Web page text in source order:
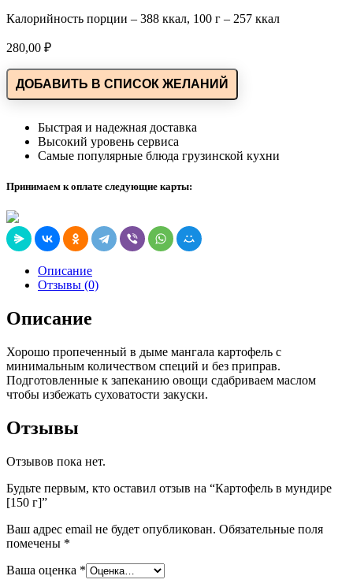
Калорийность порции – 388 ккал, 100 г – 257 ккал
280,00 ₽
ДОБАВИТЬ В СПИСОК ЖЕЛАНИЙ
Быстрая и надежная доставка
Высокий уровень сервиса
Самые популярные блюда грузинской кухни
Принимаем к оплате следующие карты:
Описание
Отзывы (0)
Описание
Хорошо пропеченный в дыме мангала картофель с
минимальным количеством специй и без приправ.
Подготовленные к запеканию овощи сдабриваем маслом
чтобы избежать суховатости закуски.
Отзывы
Отзывов пока нет.
Будьте первым, кто оставил отзыв на “Картофель в мундире
[150 г]”
Ваш адрес email не будет опубликован. Обязательные поля
помечены *
Ваша оценка *